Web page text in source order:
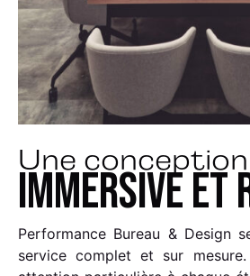
Une conception
immersive
Performance Bureau & Design
service complet et sur